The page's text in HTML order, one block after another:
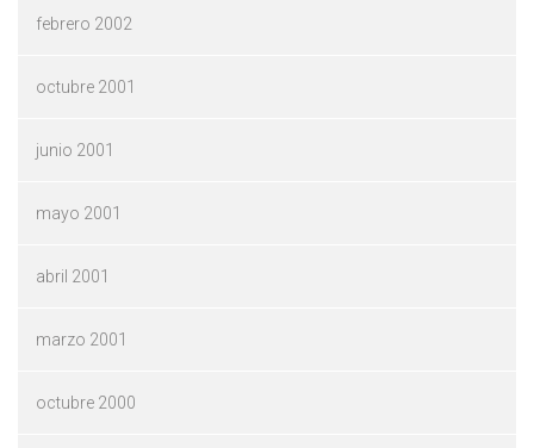
febrero 2002
octubre 2001
junio 2001
mayo 2001
abril 2001
marzo 2001
octubre 2000